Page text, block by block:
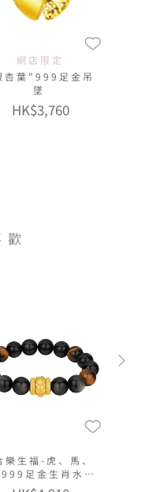
網店限定
杏葉"999足金吊
墜
HK$3,760
樂生福-虎、馬、
足金生肖水晶
手鏈